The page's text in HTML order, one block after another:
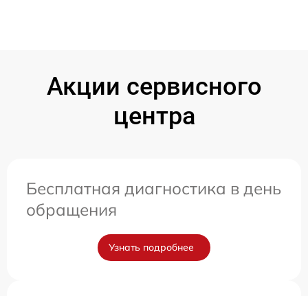
Акции сервисного
центра
Бесплатная диагностика в день
обращения
Узнать подробнее